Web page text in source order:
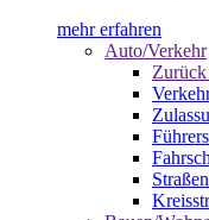
mehr erfahren
Auto/Verkehr